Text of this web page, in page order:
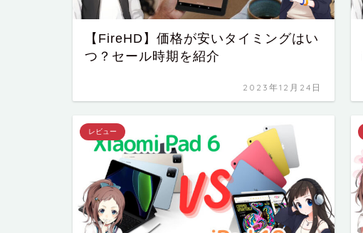
【FireHD】価格が安いタイミングはい
つ？セール時期を紹介
2023年12月24日
レビュー